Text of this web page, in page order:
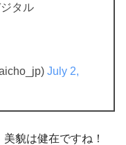
タル
July 2,
貌は健在ですね！